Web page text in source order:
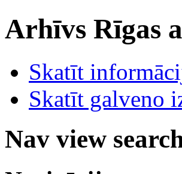
Arhīvs Rīgas
Skatīt
Skatīt galveno
Nav view